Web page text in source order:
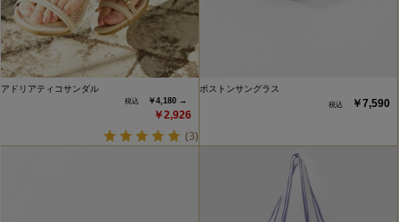
アドリアティコサンダル
￥4,180 →
￥2,926
(3)
ボストンサングラス
￥7,590